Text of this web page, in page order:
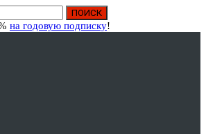
на годовую подписку!